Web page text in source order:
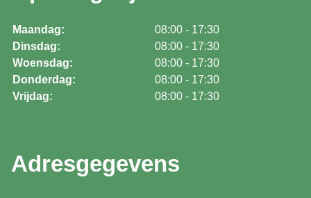
Maandag:
08:00 - 17:30
Dinsdag:
08:00 - 17:30
Woensdag:
08:00 - 17:30
Donderdag:
08:00 - 17:30
Vrijdag:
08:00 - 17:30
Adresgegevens